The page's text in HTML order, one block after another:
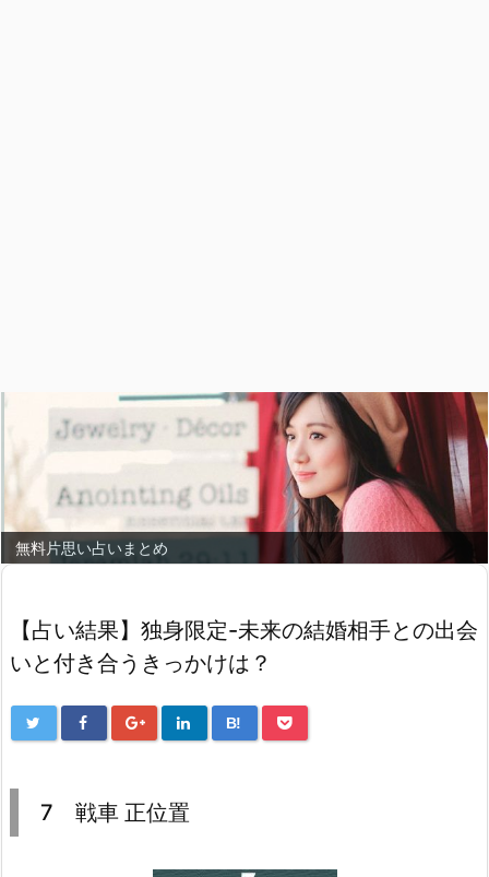
無料片思い占いまとめ
【占い結果】独身限定-未来の結婚相手との出会
いと付き合うきっかけは？
B!
7 戦車 正位置